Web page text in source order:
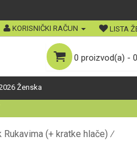
KORISNIČKI RAČUN LISTA
0 proizvod(a) -
Ženska
(+ kratke hlače)